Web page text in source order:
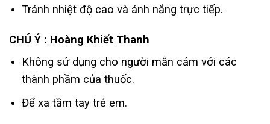
Tránh nhiệt độ cao và ánh nắng trực tiếp.
CHÚ Ý : Hoàng Khiết Thanh
Không sử dụng cho người mẫn cảm với các
thành phầm của thuốc.
Để xa tầm tay trẻ em.